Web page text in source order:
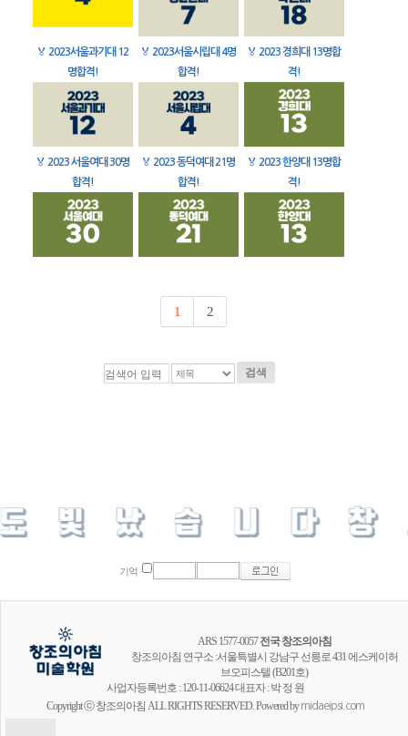
🏅 2023서울과기대 12
명합격!
🏅 2023서울시립대 4명
합격!
🏅 2023 경희대 13명합
격!
🏅 2023 서울여대 30명
합격!
🏅 2023 동덕여대 21명
합격!
🏅 2023 한양대 13명합
격!
1 2
검색
기억
ARS 1577-0057전국 창조의아침
창조의아침 연구소 :서울특별시 강남구 선릉로 431 에스케이허
브오피스텔 (B201호)
사업자등록번호 : 120-11-06624 대표자 : 박 정 원
Copyright ⓒ 창조의아침 ALL RIGHTS RESERVED. Powered bymidaeipsi.com